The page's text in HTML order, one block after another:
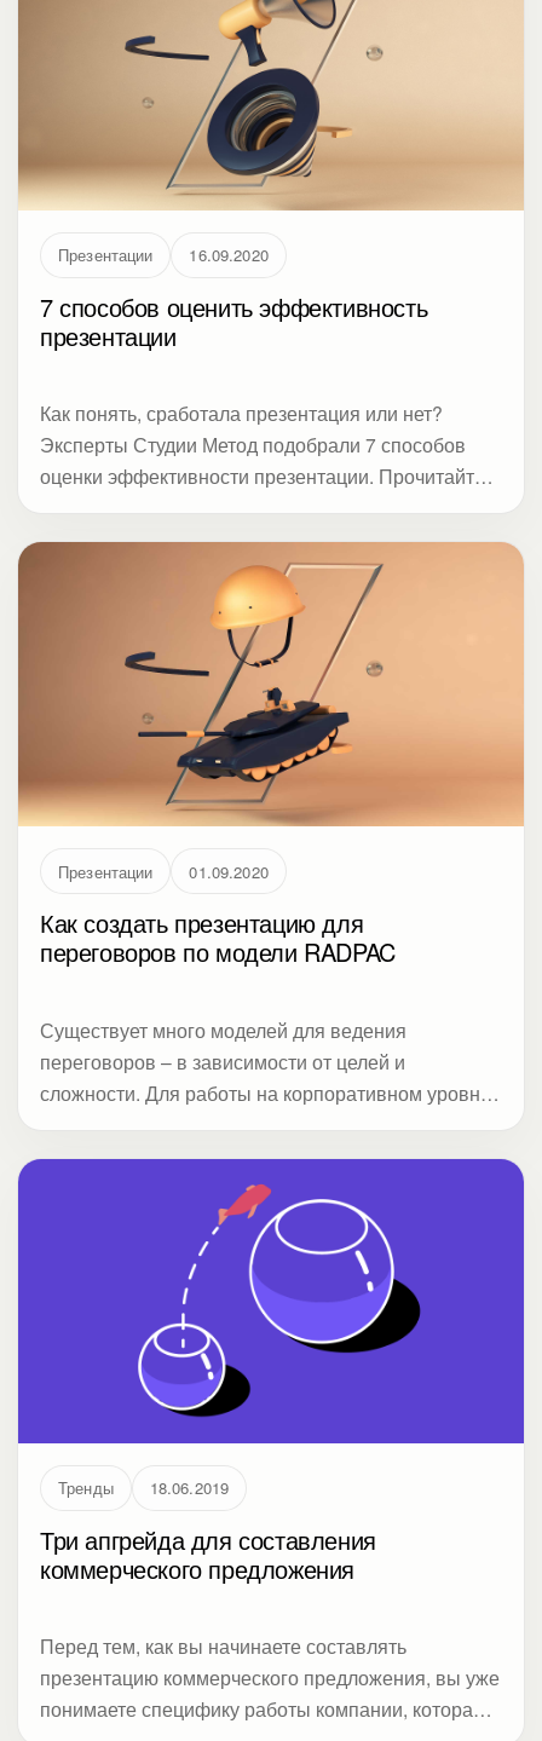
Презентации 16.09.2020
7 способов оценить эффективность
презентации
Как понять, сработала презентация или нет?
Эксперты Студии Метод подобрали 7 способов
оценки эффективности презентации. Прочитайте,
инфографику, репетировать, или аудиторию
интересует что-то другое.
Презентации 01.09.2020
Как создать презентацию для
переговоров по модели RADPAC
Существует много моделей для ведения
переговоров – в зависимости от целей и
сложности. Для работы на корпоративном уровне
студии VisualMetod эксперты из компании
Wargaming и Группы компаний «Теплосила»
рассказали, как работать над презентацией на
Тренды 18.06.2019
Три апгрейда для составления
коммерческого предложения
Перед тем, как вы начинаете составлять
презентацию коммерческого предложения, вы уже
понимаете специфику работы компании, которая